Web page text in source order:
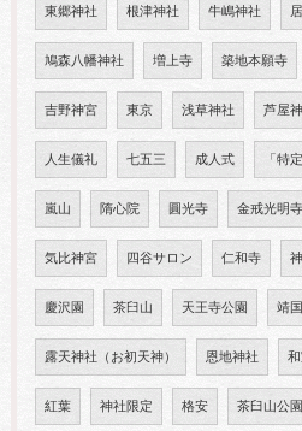
東郷神社 根津神社 牛嶋神社
鳩森八幡神社 増上寺 築地本願寺
吉野神宮 東京 浅草神社 芦屋
人生儀礼 七五三 成人式 「特
嵐山 隋心院 圓光寺 金戒光明寺
気比神宮 四谷サロン 仁和寺
慶沢園 茶臼山 天王寺公園 靖
露天神社（お初天神） 恩地神社
紅葉 神社限定 格安 茶臼山公園